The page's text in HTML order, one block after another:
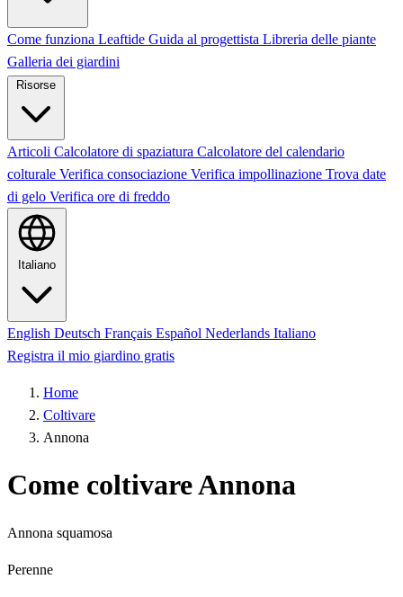
Come funziona Leaftide Guida al progettista Libreria delle piante
Galleria dei giardini
Risorse
Articoli Calcolatore di spaziatura Calcolatore del calendario
colturale Verifica consociazione Verifica impollinazione Trova date
di gelo Verifica ore di freddo
Italiano
English Deutsch Français Español Nederlands Italiano
Registra il mio giardino gratis
Home
Coltivare
Annona
Come coltivare Annona
Annona squamosa
Perenne